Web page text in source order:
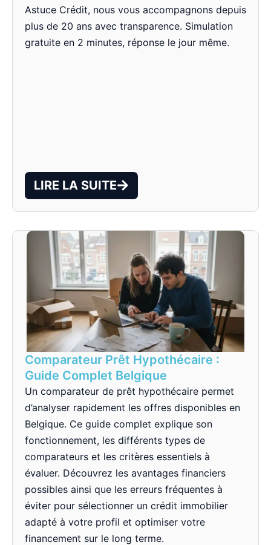
Astuce Crédit, nous vous accompagnons depuis
plus de 20 ans avec transparence. Simulation
gratuite en 2 minutes, réponse le jour même.
LIRE LA SUITE
Comparateur Prêt Hypothécaire :
Guide Complet Belgique
Un comparateur de prêt hypothécaire permet
d’analyser rapidement les offres disponibles en
Belgique. Ce guide complet explique son
fonctionnement, les différents types de
comparateurs et les critères essentiels à
évaluer. Découvrez les avantages financiers
possibles ainsi que les erreurs fréquentes à
éviter pour sélectionner un crédit immobilier
adapté à votre profil et optimiser votre
financement sur le long terme.